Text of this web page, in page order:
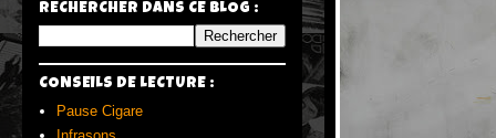
RECHERCHER DANS CE BLOG :
CONSEILS DE LECTURE :
Pause Cigare